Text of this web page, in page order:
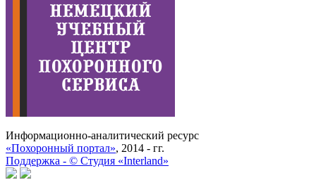
Информационно-аналитический ресурс
«Похоронный портал», 2014 - гг.
Поддержка - © Cтудия «Interland»